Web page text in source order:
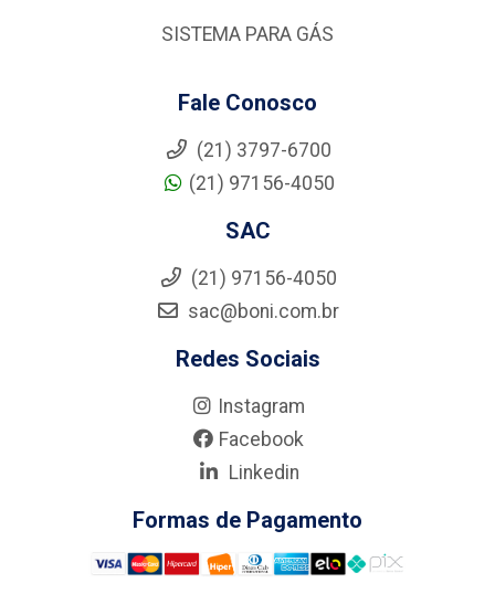
SISTEMA PARA GÁS
Fale Conosco
(21) 3797-6700
(21) 97156-4050
SAC
(21) 97156-4050
sac@boni.com.br
Redes Sociais
Instagram
Facebook
Linkedin
Formas de Pagamento